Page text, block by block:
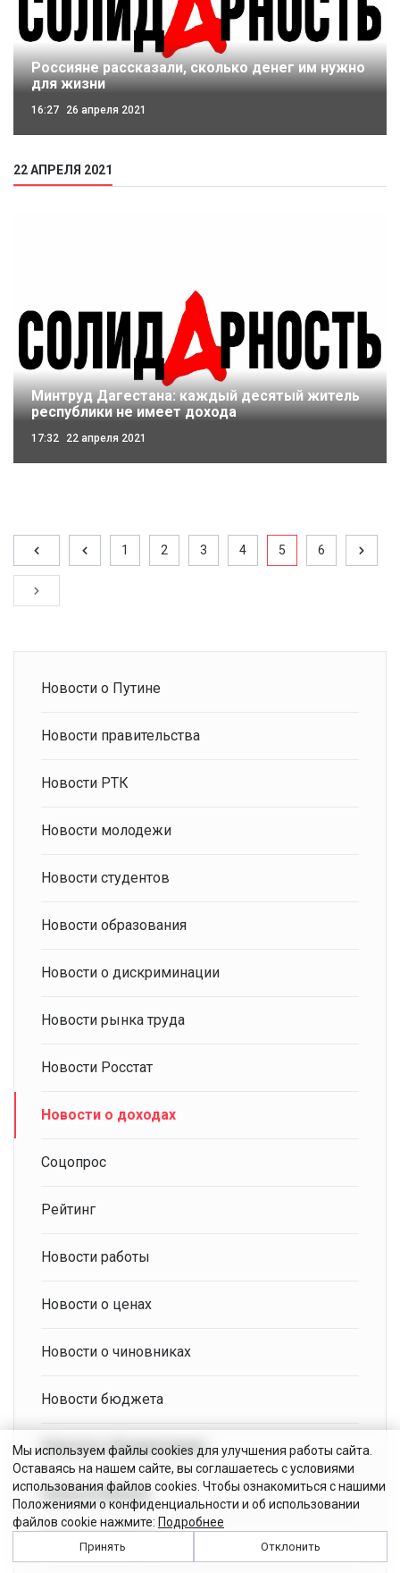
Россияне рассказали, сколько денег им нужно
для жизни
16:27 26 апреля 2021
22 АПРЕЛЯ 2021
Минтруд Дагестана: каждый десятый житель
республики не имеет дохода
17:32 22 апреля 2021
1 2 3 4 5 6
Новости о Путине
Новости правительства
Новости РТК
Новости молодежи
Новости студентов
Новости образования
Новости о дискриминации
Новости рынка труда
Новости Росстат
Новости о доходах
Соцопрос
Рейтинг
Новости работы
Новости о ценах
Новости о чиновниках
Новости бюджета
Новости о бюджетниках
Новости банков
Новости выборов
Мы используем файлы cookies для улучшения работы сайта.
Оставаясь на нашем сайте, вы соглашаетесь с условиями
использования файлов cookies. Чтобы ознакомиться с нашими
Положениями о конфиденциальности и об использовании
файлов cookie нажмите: Подробнее
Принять Отклонить